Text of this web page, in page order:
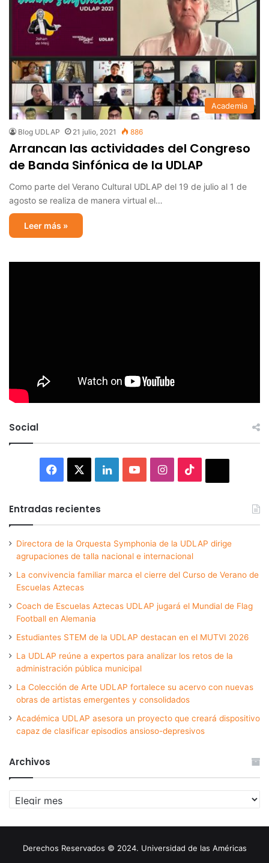
Academia
Blog UDLAP 21 julio, 2021 886
Arrancan las actividades del Congreso
de Banda Sinfónica de la UDLAP
Como parte del Verano Cultural UDLAP del 19 de julio al 1 de
agosto se realiza de manera virtual el…
Leer más »
Social
Facebook LinkedInYouTubeInstagram
Entradas recientes
Directora de la Orquesta Symphonia de la UDLAP dirige
agrupaciones de talla nacional e internacional
La convivencia familiar marca el cierre del Curso de Verano de
Escuelas Aztecas
Coach de Escuelas Aztecas UDLAP jugará el Mundial de Flag
Football en Alemania
Estudiantes STEM de la UDLAP destacan en el MUTVI 2026
La UDLAP reúne a expertos para analizar los retos de la
administración pública municipal
La Colección de Arte UDLAP fortalece su acervo con nuevas
obras de artistas emergentes y consolidados
Académica UDLAP asesora un proyecto que creará dispositivo
capaz de clasificar episodios ansioso-depresivos
Archivos
Archivos
Derechos Reservados © 2024. Universidad de las Américas